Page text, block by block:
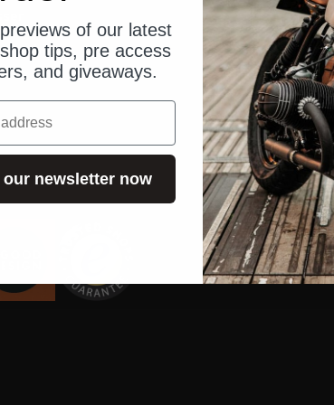
of our latest
tips, pre access
and giveaways.
newsletter now